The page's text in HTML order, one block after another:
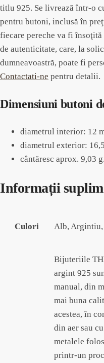
titlu 925. Se livrează într-o
pentru butoni, inclusă în
fiecare pereche va fi
de autenticitate, care, la
dumneavoastră, poate fi
Contactati-ne pentru detalii.
Dimensiuni butoni
diametrul interior: 12
diametrul exterior:
cântăresc aprox. 9,03 g.
Informații
Culori Alb,
Bijuteriile
argint 925
manual, din
mai buna
acestea, în
din aer sau
metalele
printr-un